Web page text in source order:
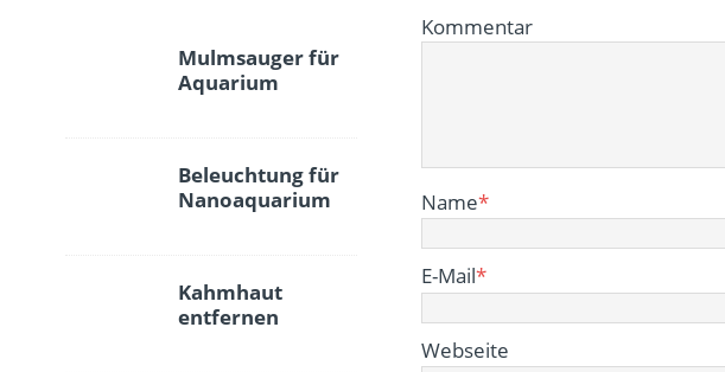
Kommentar
Name*
E-Mail*
Webseite
Mulmsauger für
Aquarium
Beleuchtung für
Nanoaquarium
Kahmhaut
entfernen